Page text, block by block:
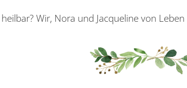
Wir, Nora und Jacqueline von